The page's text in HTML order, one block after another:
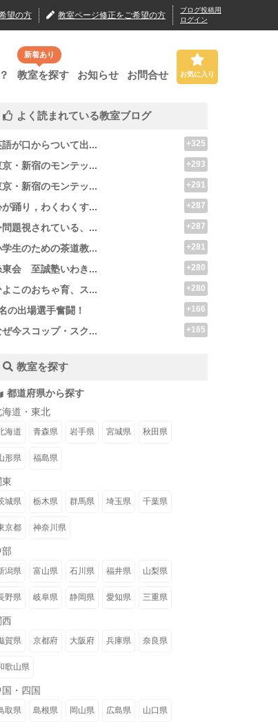
望の方 教室ページ修正をご希望の方
ブログ投稿用
ログイン
新着あり
教室を探す お知らせ お問合せ お気に入り
よく読まれている教室ブログ
語が口からついて出... +325
京・新宿のモンテッ... +293
京・新宿のモンテッ... +291
が踊り，わくわくす... +287
問題視されている、... +287
学生のための茶道教... +281
東会 至誠塾いわき... +280
よこのおちゃ育、ス... +280
の出場選手奮闘！ +166
ぜ今スコップ・スク... +165
教室を探す
都道府県から探す
海道・東北
海道 青森県 岩手県 宮城県 秋田県
形県 福島県
東
城県 栃木県 群馬県 埼玉県 千葉県
京都 神奈川県
潟県 富山県 石川県 福井県 山梨県
野県 岐阜県 静岡県 愛知県 三重県
西
賀県 京都府 大阪府 兵庫県 奈良県
歌山県
国・四国
取県 島根県 岡山県 広島県 山口県